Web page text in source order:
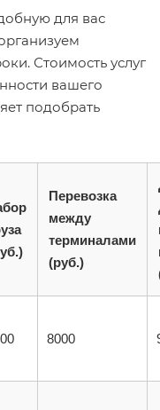
для вас
Стоимость услуг
вашего
подобрать
Перевозка
между
терминалами
(руб.)
8000